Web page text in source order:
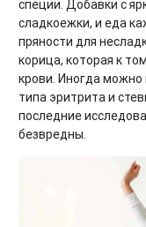
специи. Добавки с
сладкоежки, и еда
пряности для
корица, которая к
крови. Иногда можно
типа эритрита и
последние
безвредны.